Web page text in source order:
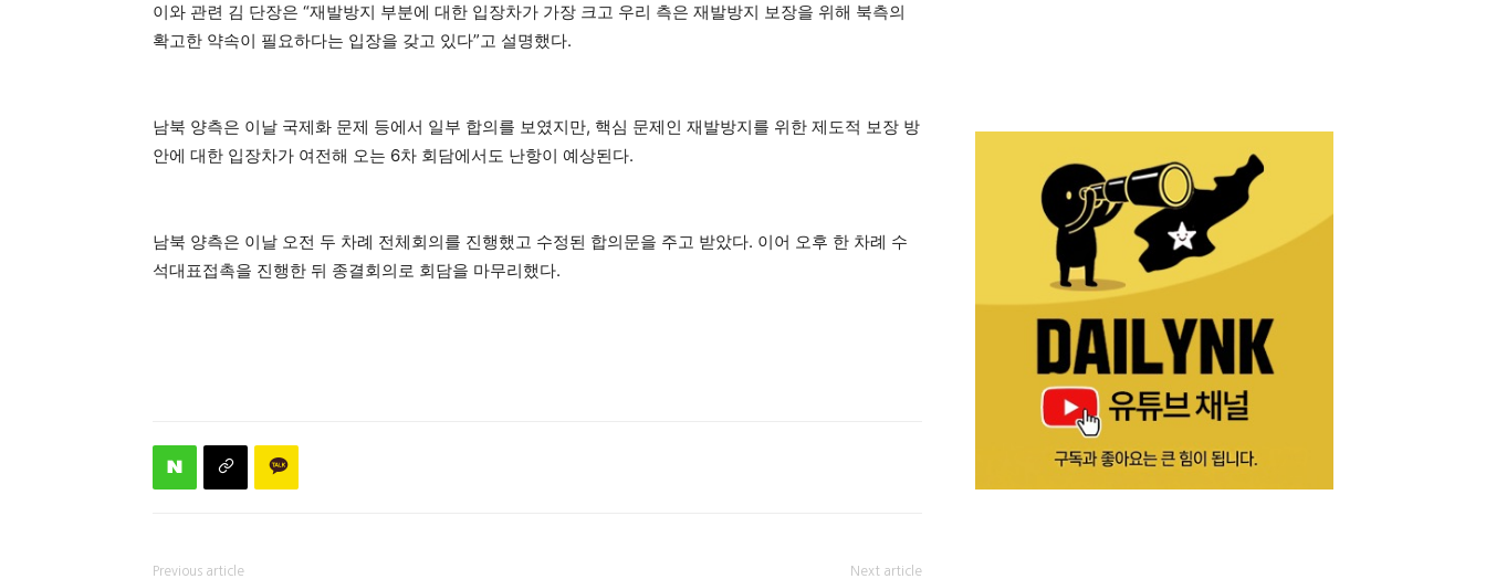
이와 관련 김 단장은 “재발방지 부분에 대한 입장차가 가장 크고 우리 측은 재발방지 보장을 위해 북측의
확고한 약속이 필요하다는 입장을 갖고 있다”고 설명했다.
남북 양측은 이날 국제화 문제 등에서 일부 합의를 보였지만, 핵심 문제인 재발방지를 위한 제도적 보장 방
안에 대한 입장차가 여전해 오는 6차 회담에서도 난항이 예상된다.
남북 양측은 이날 오전 두 차례 전체회의를 진행했고 수정된 합의문을 주고 받았다. 이어 오후 한 차례 수
석대표접촉을 진행한 뒤 종결회의로 회담을 마무리했다.
Previous article Next article